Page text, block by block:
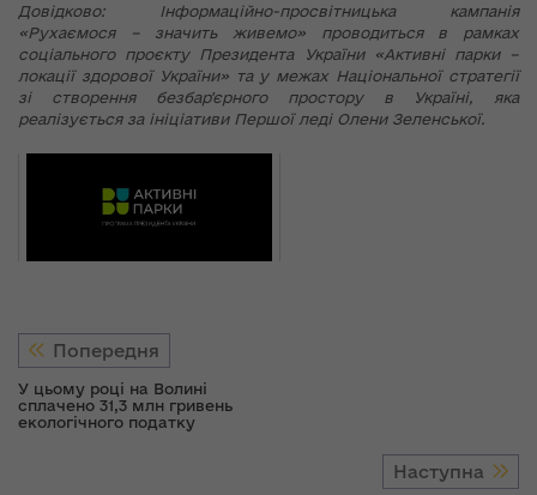
Довідково: Інформаційно-просвітницька кампанія
«Рухаємося – значить живемо» проводиться в рамках
соціального проєкту Президента України «Активні парки –
локації здорової України» та у межах Національної стратегії
зі створення безбарʼєрного простору в Україні, яка
реалізується за ініціативи Першої леді Олени Зеленської.
Попередня
У цьому році на Волині
сплачено 31,3 млн гривень
екологічного податку
Наступна